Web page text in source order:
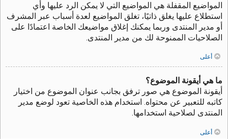
المواضيع المقفلة هي المواضيع التي لا يمكن الرد عليها وأي
استطلاع عليها يغلق ذاتيًا، تغلق المواضيع لعدة أسباب عبر المشرف
أو مدير المنتدى وربما يمكنك إغلاق مواضيعك الخاصة اعتمادًا على
الصلاحيات الممنوحة لك من مدير المنتدى.
أعلى
ما هي أيقونة الموضوع؟
أيقونة الموضوع هي صور ترفق بجانب عنوان الموضوع من اختيار
كاتبه للتعبير عن محتواه. استخدام هذه الخاصية تعود لوضع مدير
المنتدى لصلاحية استخدامها.
أعلى